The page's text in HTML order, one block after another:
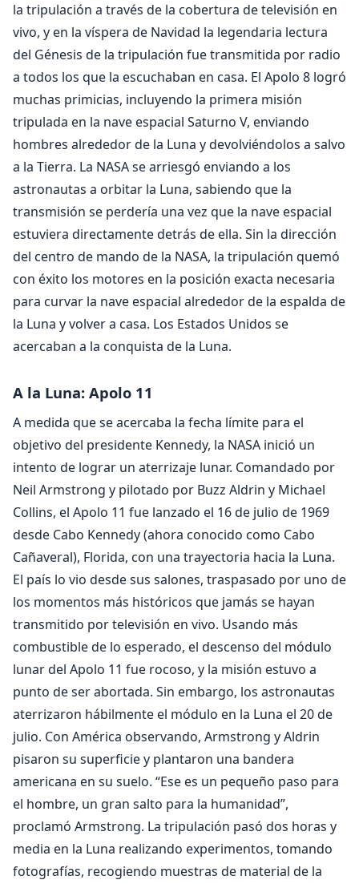
la tripulación a través de la cobertura de televisión en
vivo, y en la víspera de Navidad la legendaria lectura
del Génesis de la tripulación fue transmitida por radio
a todos los que la escuchaban en casa. El Apolo 8 logró
muchas primicias, incluyendo la primera misión
tripulada en la nave espacial Saturno V, enviando
hombres alrededor de la Luna y devolviéndolos a salvo
a la Tierra. La NASA se arriesgó enviando a los
astronautas a orbitar la Luna, sabiendo que la
transmisión se perdería una vez que la nave espacial
estuviera directamente detrás de ella. Sin la dirección
del centro de mando de la NASA, la tripulación quemó
con éxito los motores en la posición exacta necesaria
para curvar la nave espacial alrededor de la espalda de
la Luna y volver a casa. Los Estados Unidos se
acercaban a la conquista de la Luna.
A la Luna: Apolo 11
A medida que se acercaba la fecha límite para el
objetivo del presidente Kennedy, la NASA inició un
intento de lograr un aterrizaje lunar. Comandado por
Neil Armstrong y pilotado por Buzz Aldrin y Michael
Collins, el Apolo 11 fue lanzado el 16 de julio de 1969
desde Cabo Kennedy (ahora conocido como Cabo
Cañaveral), Florida, con una trayectoria hacia la Luna.
El país lo vio desde sus salones, traspasado por uno de
los momentos más históricos que jamás se hayan
transmitido por televisión en vivo. Usando más
combustible de lo esperado, el descenso del módulo
lunar del Apolo 11 fue rocoso, y la misión estuvo a
punto de ser abortada. Sin embargo, los astronautas
aterrizaron hábilmente el módulo en la Luna el 20 de
julio. Con América observando, Armstrong y Aldrin
pisaron su superficie y plantaron una bandera
americana en su suelo. “Ese es un pequeño paso para
el hombre, un gran salto para la humanidad”,
proclamó Armstrong. La tripulación pasó dos horas y
media en la Luna realizando experimentos, tomando
fotografías, recogiendo muestras de material de la